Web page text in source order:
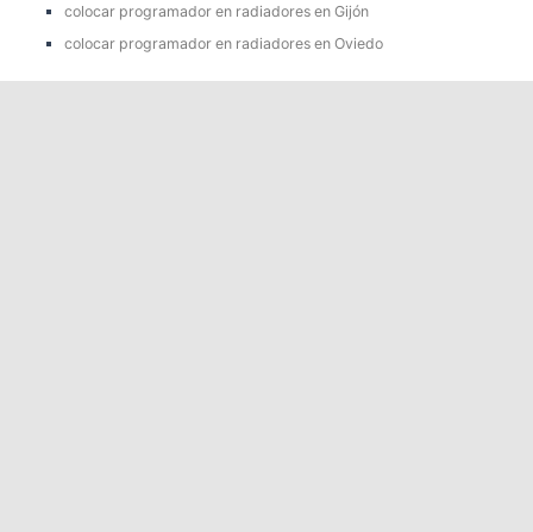
colocar programador en radiadores en Gijón
colocar programador en radiadores en Oviedo